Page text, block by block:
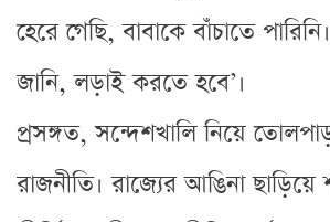
হেরে গেছি, বাবাকে বাঁচাতে
জানি, লড়াই করতে হবে’।
প্রসঙ্গত, সন্দেশখালি নিয়ে
রাজনীতি। রাজ্যের আঙিনা ছাড়িয়ে